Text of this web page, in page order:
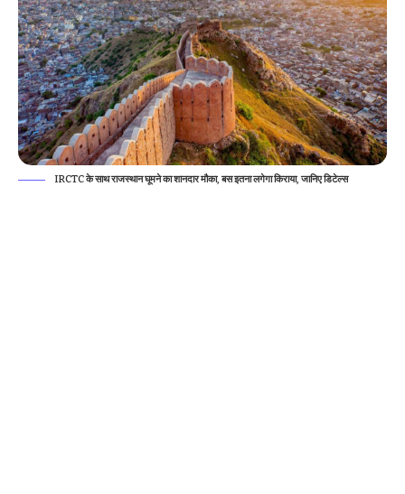
IRCTC के साथ राजस्थान घूमने का शानदार मौका, बस इतना लगेगा किराया, जानिए डिटेल्स